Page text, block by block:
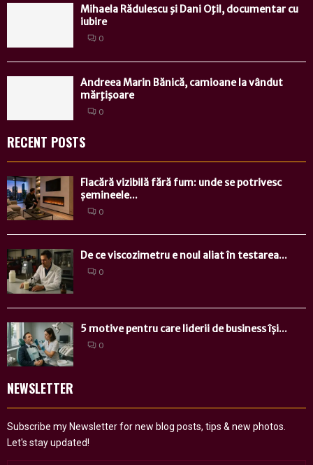
Mihaela Rădulescu şi Dani Oţil, documentar cu
iubire
0
Andreea Marin Bănică, camioane la vândut
mărţişoare
0
RECENT POSTS
Flacără vizibilă fără fum: unde se potrivesc
șemineele...
0
De ce viscozimetru e noul aliat în testarea...
0
5 motive pentru care liderii de business își...
0
NEWSLETTER
Subscribe my Newsletter for new blog posts, tips & new photos.
Let's stay updated!